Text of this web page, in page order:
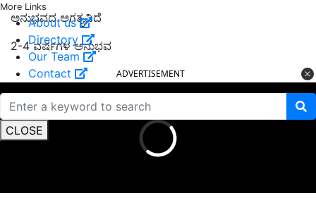
More Links
About us
Directory
Our Team
Contact
CLOSE
ಅನುಭವದ ಅಗತ್ಯವಿದೆ
2-4 ವರ್ಷಗಳ ಅನುಭವ
ADVERTISEMENT